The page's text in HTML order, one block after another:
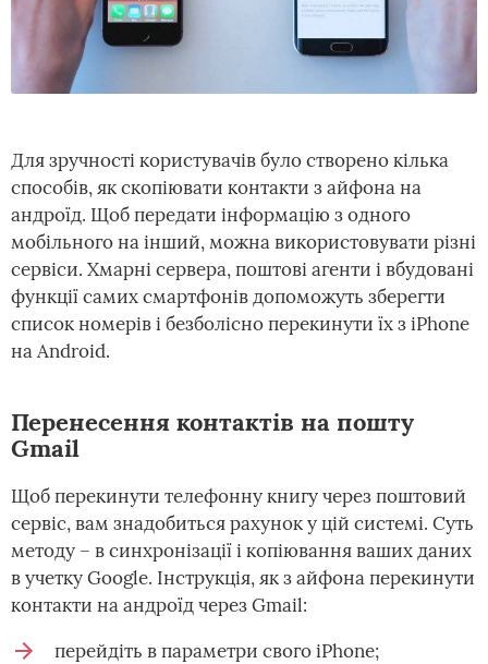
Для зручності користувачів було створено кілька
способів, як скопіювати контакти з айфона на
андроїд. Щоб передати інформацію з одного
мобільного на інший, можна використовувати різні
сервіси. Хмарні сервера, поштові агенти і вбудовані
функції самих смартфонів допоможуть зберегти
список номерів і безболісно перекинути їх з iPhone
на Android.
Перенесення контактів на пошту
Gmail
Щоб перекинути телефонну книгу через поштовий
сервіс, вам знадобиться рахунок у цій системі. Суть
методу – в синхронізації і копіювання ваших даних
в учетку Google. Інструкція, як з айфона перекинути
контакти на андроїд через Gmail:
перейдіть в параметри свого iPhone;